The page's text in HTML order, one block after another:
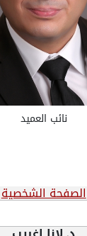
نائب العميد
الصفحة الشخصية